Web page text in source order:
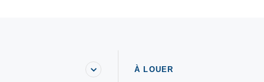
À LOUER